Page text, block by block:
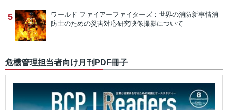
5 ワールド ファイアーファイターズ：世界の消防新事情消
防士のための災害対応研究映像撮影について
危機管理担当者向け月刊PDF冊子